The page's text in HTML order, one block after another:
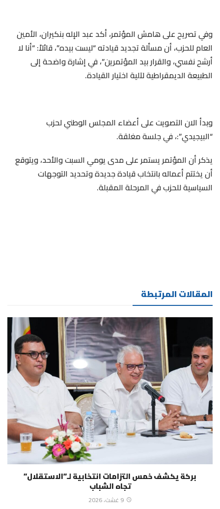
وفي تصريح على هامش المؤتمر، أكد عبد الإله بنكيران، الأمين
العام للحزب، أن مسألة تجديد قيادته “ليست بيده”، قائلاً: “أنا لا
أرشح نفسي، والقرار بيد المؤتمرين”، في إشارة واضحة إلى
الطبيعة الديمقراطية لآلية اختيار القيادة.
وبدأ الان التصويت على أعضاء المجلس الوطني لحزب
“البيجيدي”:، في جلسة مغلقة.
يذكر أن المؤتمر يستمر على مدى يومي السبت والأحد، ويتوقع
أن يختتم أعماله بانتخاب قيادة جديدة وتحديد التوجهات
السياسية للحزب في المرحلة المقبلة.
المقالات المرتبطة
بركة يكشف خمس التزامات انتخابية لـ”الاستقلال”
تجاه الشباب
9 غشت، 2026